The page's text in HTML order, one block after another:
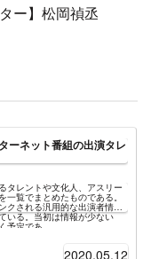
ー】松岡禎丞
ーネット番組の出演タレ
タレントや文化人、アスリー
一覧でまとめたものである。
クされる汎用的な出演者情報
いる。当初は情報が少ない
予定であ...
2020.05.12